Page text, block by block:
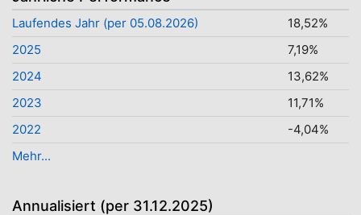
Laufendes Jahr (per 05.08.2026)
18,52%
2025
7,19%
2024
13,62%
2023
11,71%
2022
-4,04%
Mehr...
Annualisiert (per 31.12.2025)